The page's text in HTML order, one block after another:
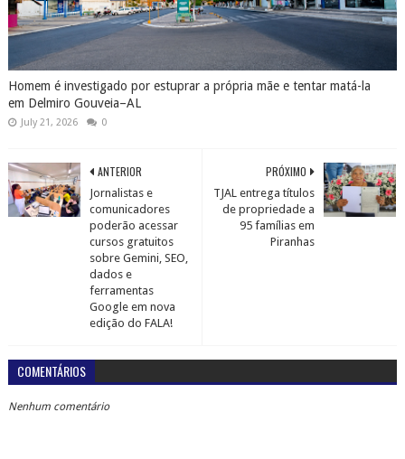
Homem é investigado por estuprar a própria mãe e tentar matá-la
em Delmiro Gouveia–AL
July 21, 2026 0
PRÓXIMO
TJAL entrega títulos
de propriedade a
95 famílias em
Piranhas
ANTERIOR
Jornalistas e
comunicadores
poderão acessar
cursos gratuitos
sobre Gemini, SEO,
dados e
ferramentas
Google em nova
edição do FALA!
COMENTÁRIOS
Nenhum comentário